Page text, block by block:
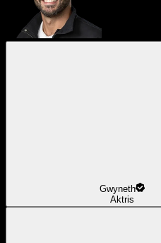
Gwyneth
Aktris